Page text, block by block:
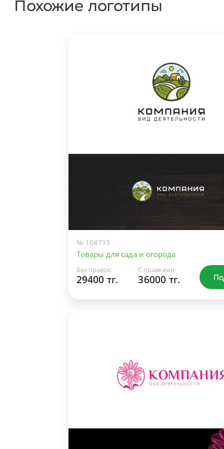
Похожие логотипы
№ 104713
Товары для сада и огорода
Без правок:
29400 тг.
С правками:
36000 тг.